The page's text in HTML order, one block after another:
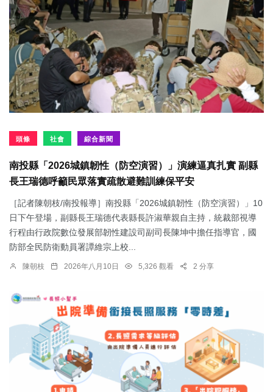
頭條 社會 綜合新聞
南投縣「2026城鎮韌性（防空演習）」演練逼真扎實 副縣
長王瑞德呼籲民眾落實疏散避難訓練保平安
［記者陳朝枝/南投報導］南投縣「2026城鎮韌性（防空演習）」10
日下午登場，副縣長王瑞德代表縣長許淑華親自主持，統裁部視導
行程由行政院數位發展部韌性建設司副司長陳坤中擔任指導官，國
防部全民防衛動員署譚維宗上校...
陳朝枝 2026年八月10日 5,326 觀看 2 分享